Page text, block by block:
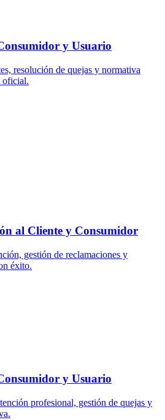
y Usuario
resolución de quejas y normativa
oficial.
al Cliente y Consumidor
gestión de reclamaciones y
éxito.
y Usuario
profesional, gestión de quejas y